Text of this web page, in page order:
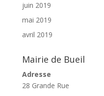
juin 2019
mai 2019
avril 2019
Mairie de Bueil
Adresse
28 Grande Rue